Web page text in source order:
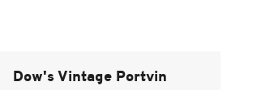
Dow's Vintage Portvin